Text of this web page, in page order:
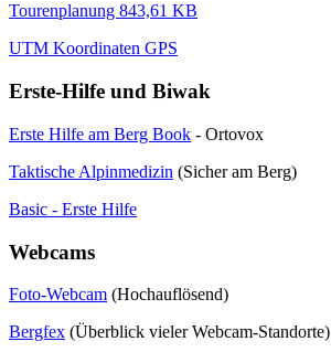
Tourenplanung 843,61 KB
UTM Koordinaten GPS
Erste-Hilfe und Biwak
Erste Hilfe am Berg Book - Ortovox
Taktische Alpinmedizin (Sicher am Berg)
Basic - Erste Hilfe
Webcams
Foto-Webcam (Hochauflösend)
Bergfex (Überblick vieler Webcam-Standorte)